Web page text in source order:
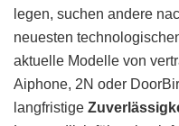
legen, suchen andere
neuesten
aktuelle Modelle von
Aiphone, 2N oder
langfristige